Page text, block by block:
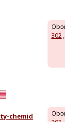
302 ,
chemid